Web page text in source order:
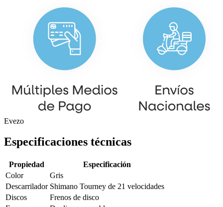
Evezo
Especificaciones técnicas
Propiedad
Especificación
Color
Gris
Descarrilador Shimano Tourney de 21 velocidades
Discos
Frenos de disco